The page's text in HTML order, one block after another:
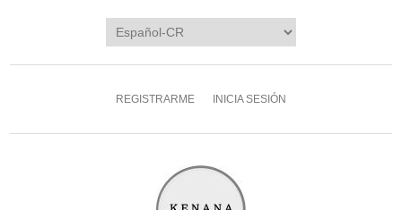
REGISTRARME INICIA SESIÓN